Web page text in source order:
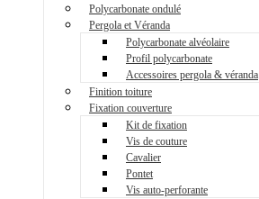
Polycarbonate ondulé
Pergola et Véranda
Polycarbonate alvéolaire
Profil polycarbonate
Accessoires pergola & véranda
Finition toiture
Fixation couverture
Kit de fixation
Vis de couture
Cavalier
Pontet
Vis auto-perforante